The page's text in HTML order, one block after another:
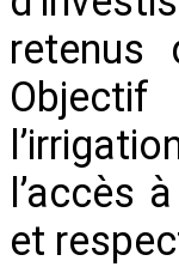
retenus
l’accès
et